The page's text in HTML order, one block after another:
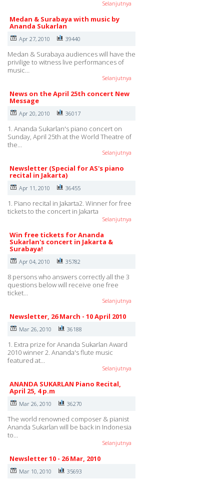
Selanjutnya
Medan & Surabaya with music by
Ananda Sukarlan
Apr 27, 2010 39440
Medan & Surabaya audiences will have the
privilige to witness live performances of
music…
Selanjutnya
News on the April 25th concert New
Message
Apr 20, 2010 36017
1. Ananda Sukarlan's piano concert on
Sunday, April 25th at the World Theatre of
the…
Selanjutnya
Newsletter (Special for AS's piano
recital in Jakarta)
Apr 11, 2010 36455
1. Piano recital in Jakarta2. Winner for free
tickets to the concert in Jakarta
Selanjutnya
Win free tickets for Ananda
Sukarlan's concert in Jakarta &
Surabaya!
Apr 04, 2010 35782
8 persons who answers correctly all the 3
questions below will receive one free
ticket…
Selanjutnya
Newsletter, 26 March - 10 April 2010
Mar 26, 2010 36188
1. Extra prize for Ananda Sukarlan Award
2010 winner 2. Ananda's flute music
featured at…
Selanjutnya
ANANDA SUKARLAN Piano Recital,
April 25, 4 p.m
Mar 26, 2010 36270
The world renowned composer & pianist
Ananda Sukarlan will be back in Indonesia
to…
Selanjutnya
Newsletter 10 - 26 Mar, 2010
Mar 10, 2010 35693